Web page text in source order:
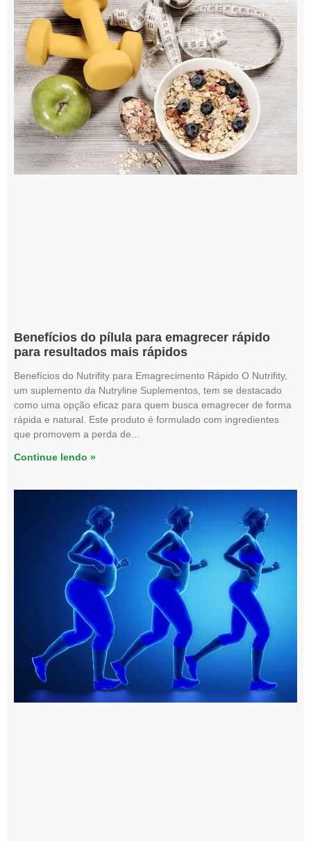
Benefícios do pílula para emagrecer rápido
para resultados mais rápidos
Benefícios do Nutrifity para Emagrecimento Rápido O Nutrifity,
um suplemento da Nutryline Suplementos, tem se destacado
como uma opção eficaz para quem busca emagrecer de forma
rápida e natural. Este produto é formulado com ingredientes
que promovem a perda de
Continue lendo »